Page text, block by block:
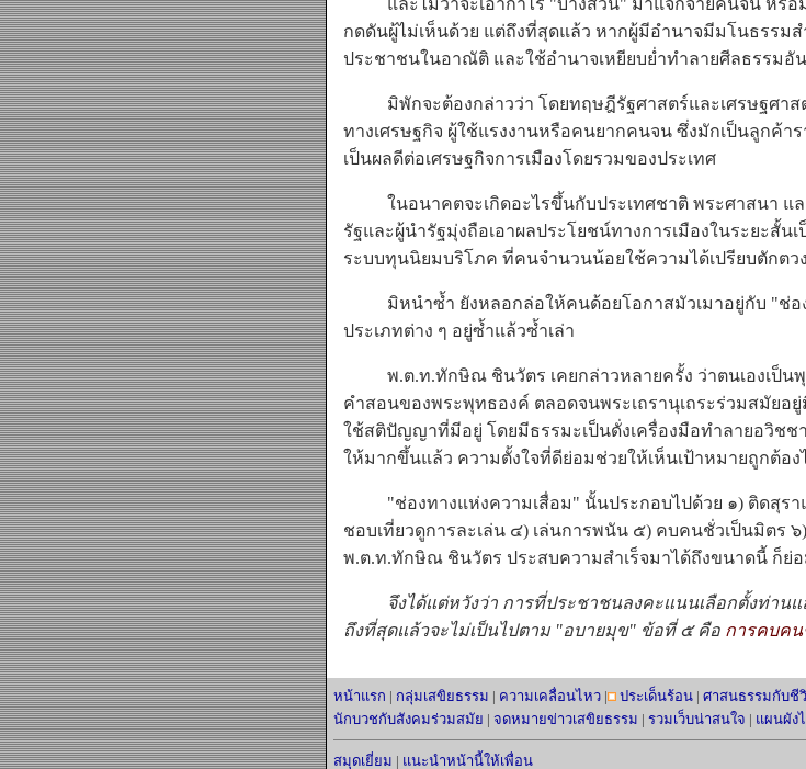
และไม่ว่าจะเอากำไร "บางส่วน" มาแจกจ่ายคนจน หรือมี
กดดันผู้ไม่เห็นด้วย แต่ถึงที่สุดแล้ว หากผู้มีอำนาจมีมโนธรรม
ประชาชนในอาณัติ และใช้อำนาจเหยียบย่ำทำลายศีลธรรมอั
มิพักจะต้องกล่าวว่า โดยทฤษฎีรัฐศาสตร์และเศรษฐศาส
ทางเศรษฐกิจ ผู้ใช้แรงงานหรือคนยากคนจน ซึ่งมักเป็นลูกค้า
เป็นผลดีต่อเศรษฐกิจการเมืองโดยรวมของประเทศ
ในอนาคตจะเกิดอะไรขึ้นกับประเทศชาติ พระศาสนา แล
รัฐและผู้นำรัฐมุ่งถือเอาผลประโยชน์ทางการเมืองในระยะสั้
ระบบทุนนิยมบริโภค ที่คนจำนวนน้อยใช้ความได้เปรียบตักตว
มิหนำซ้ำ ยังหลอกล่อให้คนด้อยโอกาสมัวเมาอยู่กับ "ช่อ
ประเภทต่าง ๆ อยู่ซ้ำแล้วซ้ำเล่า
พ.ต.ท.ทักษิณ ชินวัตร เคยกล่าวหลายครั้ง ว่าตนเองเป็น
คำสอนของพระพุทธองค์ ตลอดจนพระเถรานุเถระร่วมสมัยอ
ใช้สติปัญญาที่มีอยู่ โดยมีธรรมะเป็นดั่งเครื่องมือทำลายอวิช
ให้มากขึ้นแล้ว ความตั้งใจที่ดีย่อมช่วยให้เห็นเป้าหมายถูกต้อง
"ช่องทางแห่งความเสื่อม" นั้นประกอบไปด้วย ๑) ติดสุรา
ชอบเที่ยวดูการละเล่น ๔) เล่นการพนัน ๕) คบคนชั่วเป็นมิตร ๖
พ.ต.ท.ทักษิณ ชินวัตร ประสบความสำเร็จมาได้ถึงขนาดนี้ ก็ย่
จึงได้แต่หวังว่า การที่ประชาชนลงคะแนนเลือกตั้งท่านแ
ถึงที่สุดแล้วจะไม่เป็นไปตาม "อบายมุข" ข้อที่ ๕ คือ การคบคน
หน้าแรก | กลุ่มเสขิยธรรม | ความเคลื่อนไหว | ประเด็นร้อน | ศาสนธรรมกับชี
นักบวชกับสังคมร่วมสมัย | จดหมายข่าวเสขิยธรรม | รวมเว็บน่าสนใจ | แผนผัง
สมุดเยี่ยม | แนะนำหน้านี้ให้เพื่อน